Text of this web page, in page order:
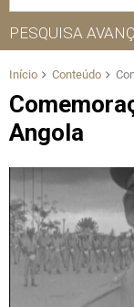
PESQUISA
Início Conteúdo
Angola